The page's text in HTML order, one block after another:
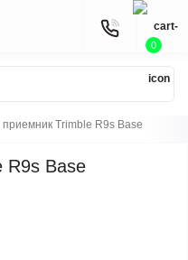
0
приемник Trimble R9s Base
R9s Base